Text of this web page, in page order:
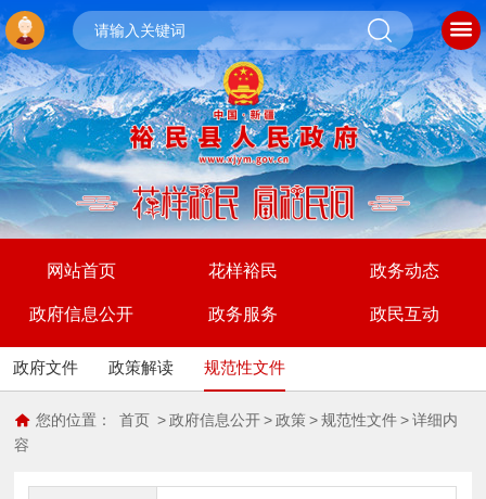
网站首页 花样裕民 政务动态
政府信息公开 政务服务 政民互动
政府文件 政策解读 规范性文件
您的位置： 首页 > 政府信息公开 > 政策 > 规范性文件 > 详细内
容